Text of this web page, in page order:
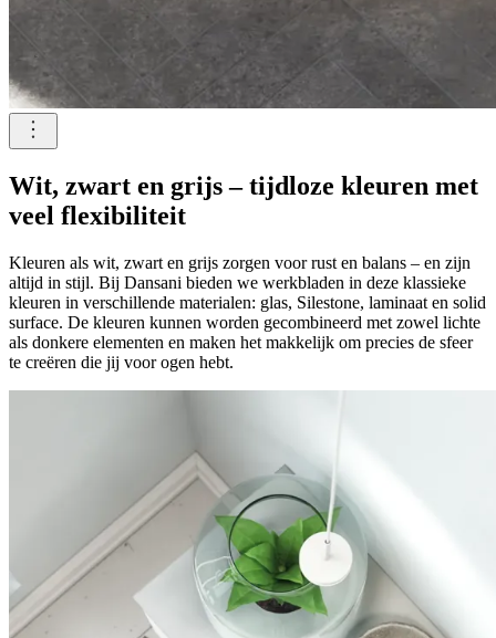
Wit, zwart en grijs – tijdloze kleuren met
veel flexibiliteit
Kleuren als wit, zwart en grijs zorgen voor rust en balans – en zijn
altijd in stijl. Bij Dansani bieden we werkbladen in deze klassieke
kleuren in verschillende materialen: glas, Silestone, laminaat en solid
surface. De kleuren kunnen worden gecombineerd met zowel lichte
als donkere elementen en maken het makkelijk om precies de sfeer
te creëren die jij voor ogen hebt.